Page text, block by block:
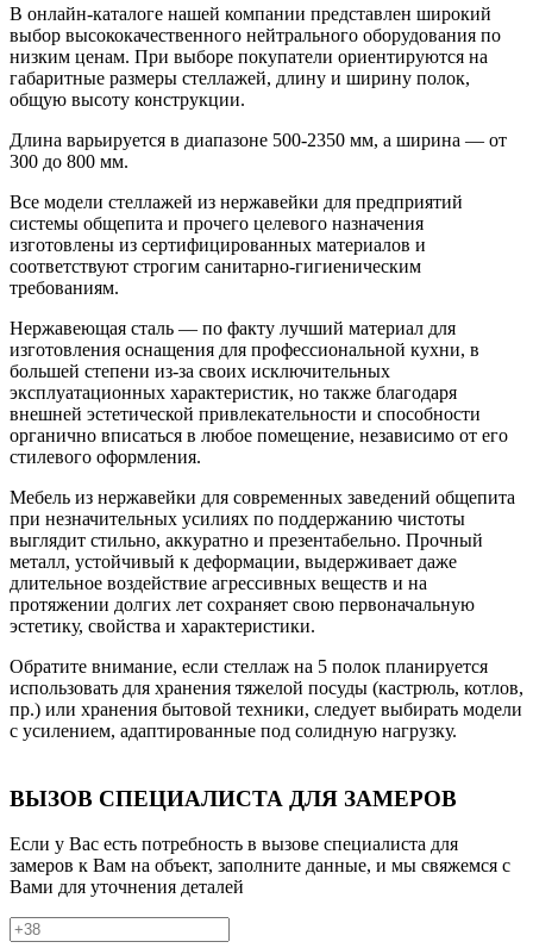
В онлайн-каталоге нашей компании представлен широкий
выбор высококачественного нейтрального оборудования по
низким ценам. При выборе покупатели ориентируются на
габаритные размеры стеллажей, длину и ширину полок,
общую высоту конструкции.
Длина варьируется в диапазоне 500-2350 мм, а ширина — от
300 до 800 мм.
Все модели стеллажей из нержавейки для предприятий
системы общепита и прочего целевого назначения
изготовлены из сертифицированных материалов и
соответствуют строгим санитарно-гигиеническим
требованиям.
Нержавеющая сталь — по факту лучший материал для
изготовления оснащения для профессиональной кухни, в
большей степени из-за своих исключительных
эксплуатационных характеристик, но также благодаря
внешней эстетической привлекательности и способности
органично вписаться в любое помещение, независимо от его
стилевого оформления.
Мебель из нержавейки для современных заведений общепита
при незначительных усилиях по поддержанию чистоты
выглядит стильно, аккуратно и презентабельно. Прочный
металл, устойчивый к деформации, выдерживает даже
длительное воздействие агрессивных веществ и на
протяжении долгих лет сохраняет свою первоначальную
эстетику, свойства и характеристики.
Обратите внимание, если стеллаж на 5 полок планируется
использовать для хранения тяжелой посуды (кастрюль, котлов,
пр.) или хранения бытовой техники, следует выбирать модели
с усилением, адаптированные под солидную нагрузку.
ВЫЗОВ СПЕЦИАЛИСТА ДЛЯ ЗАМЕРОВ
Если у Вас есть потребность в вызове специалиста для
замеров к Вам на объект, заполните данные, и мы свяжемся с
Вами для уточнения деталей